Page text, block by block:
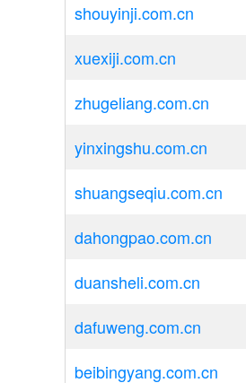
shouyinji.com.cn
xuexiji.com.cn
zhugeliang.com.cn
yinxingshu.com.cn
shuangseqiu.com.cn
dahongpao.com.cn
duansheli.com.cn
dafuweng.com.cn
beibingyang.com.cn